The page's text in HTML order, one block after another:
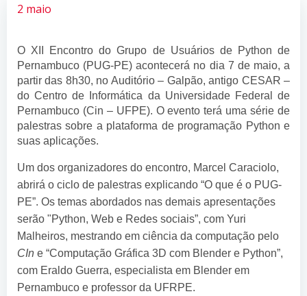
2 maio
O XII Encontro do Grupo de Usuários de Python de
Pernambuco (PUG-PE) acontecerá no dia 7 de maio, a
partir das 8h30, no Auditório – Galpão, antigo CESAR –
do Centro de Informática da Universidade Federal de
Pernambuco (Cin – UFPE). O evento terá uma série de
palestras sobre a plataforma de programação Python e
suas aplicações.
Um dos organizadores do encontro, Marcel Caraciolo,
abrirá o ciclo de palestras explicando “O que é o PUG-
PE”. Os temas abordados nas demais apresentações
serão "Python, Web e Redes sociais”, com Yuri
Malheiros, mestrando em ciência da computação pelo
CIn e “Computação Gráfica 3D com Blender e Python”,
com Eraldo Guerra, especialista em Blender em
Pernambuco e professor da UFRPE.